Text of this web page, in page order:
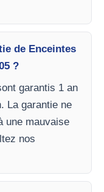
de Enceintes
?
garantis 1 an
La garantie ne
une mauvaise
nos